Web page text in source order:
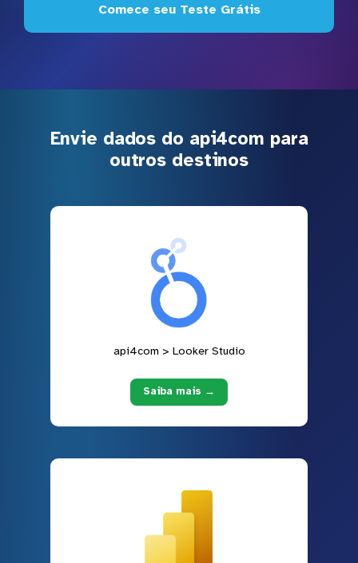
Comece seu Teste Grátis
Envie dados do api4com para
outros destinos
api4com > Looker Studio
Saiba mais →